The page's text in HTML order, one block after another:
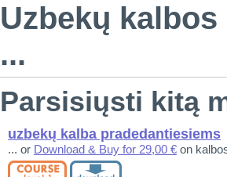
Uzbekų
...
Parsisiųsti kitą
uzbekų kalba pradedantiesiems
... or Download & Buy for 29,00 € on